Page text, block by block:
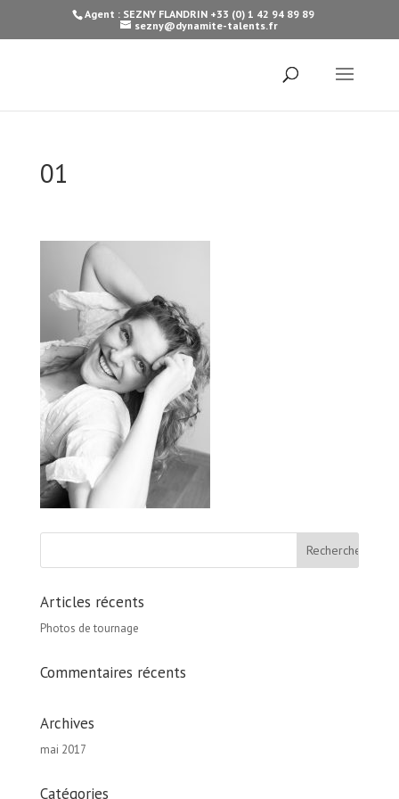
Agent : SEZNY FLANDRIN +33 (0) 1 42 94 89 89
sezny@dynamite-talents.fr
01
Articles récents
Photos de tournage
Commentaires récents
Archives
mai 2017
Catégories